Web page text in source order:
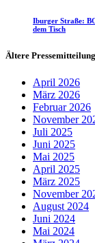
Iburger Straße:
dem Tisch
Ältere
April 2026
März 2026
Februar 2026
November
Juli 2025
Juni 2025
Mai 2025
April 2025
März 2025
November
August 2024
Juni 2024
Mai 2024